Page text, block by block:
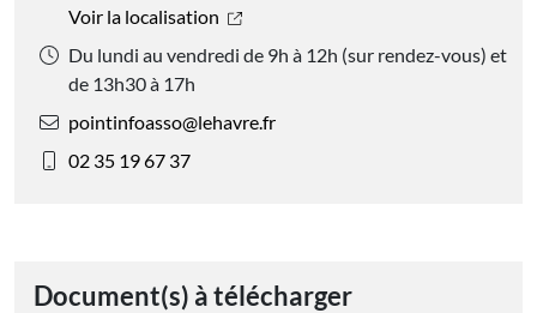
Voir la localisation
Du lundi au vendredi de 9h à 12h (sur rendez-vous) et
de 13h30 à 17h
pointinfoasso@lehavre.fr
02 35 19 67 37
Document(s) à télécharger